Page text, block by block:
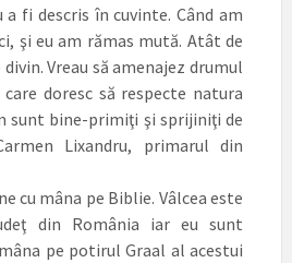
fi descris în cuvinte. Când am
şi eu am rămas mută. Atât de
Vreau să amenajez drumul
doresc să respecte natura
sunt bine-primiţi şi sprijiniţi de
Lixandru, primarul din
cu mâna pe Biblie. Vâlcea este
din România iar eu sunt
pe potirul Graal al acestui